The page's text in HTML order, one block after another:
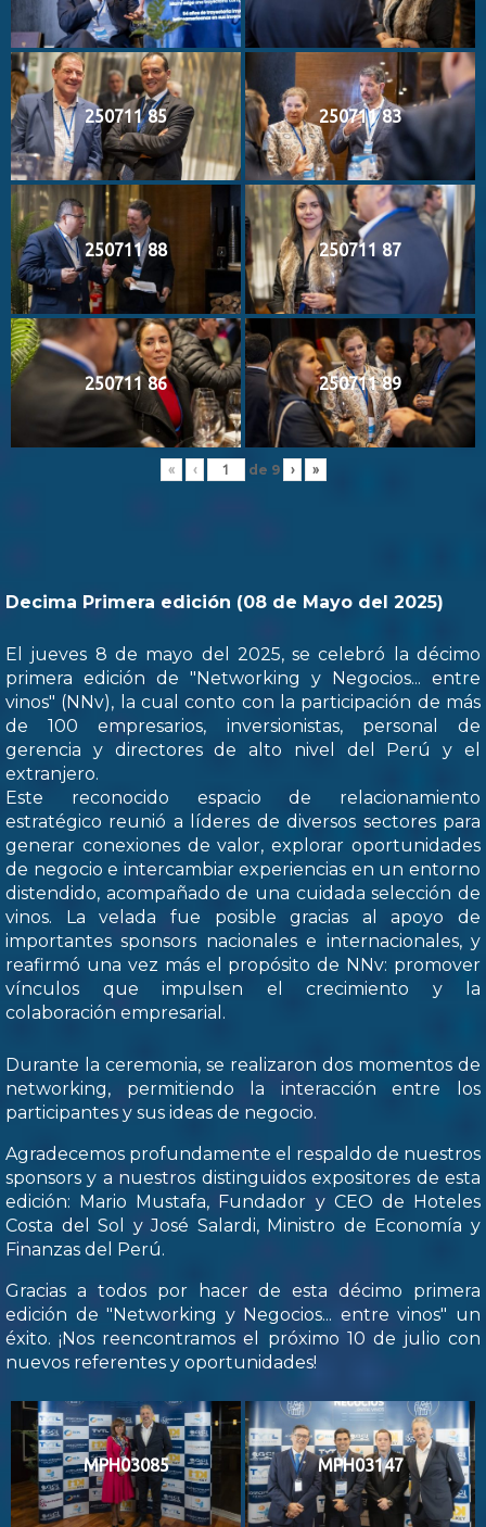
250711 85 250711 83
250711 88 250711 87
250711 86 250711 89
« ‹ de 9 › »
Decima Primera edición (08 de Mayo del 2025)
El jueves 8 de mayo del 2025, se celebró la décimo
primera edición de "Networking y Negocios... entre
vinos" (NNv), la cual conto con la participación de más
de 100 empresarios, inversionistas, personal de
gerencia y directores de alto nivel del Perú y el
extranjero.
Este reconocido espacio de relacionamiento
estratégico reunió a líderes de diversos sectores para
generar conexiones de valor, explorar oportunidades
de negocio e intercambiar experiencias en un entorno
distendido, acompañado de una cuidada selección de
vinos. La velada fue posible gracias al apoyo de
importantes sponsors nacionales e internacionales, y
reafirmó una vez más el propósito de NNv: promover
vínculos que impulsen el crecimiento y la
colaboración empresarial.
Durante la ceremonia, se realizaron dos momentos de
networking, permitiendo la interacción entre los
participantes y sus ideas de negocio.
Agradecemos profundamente el respaldo de nuestros
sponsors y a nuestros distinguidos expositores de esta
edición: Mario Mustafa, Fundador y CEO de Hoteles
Costa del Sol y José Salardi, Ministro de Economía y
Finanzas del Perú.
Gracias a todos por hacer de esta décimo primera
edición de "Networking y Negocios... entre vinos" un
éxito. ¡Nos reencontramos el próximo 10 de julio con
nuevos referentes y oportunidades!
MPH03085 MPH03147